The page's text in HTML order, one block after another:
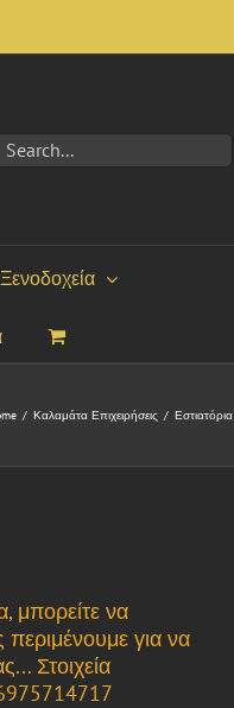
Ξενοδοχεία
/ Καλαμάτα Επιχειρήσεις / Εστιατόρια
μπορείτε να
για να
Στοιχεία